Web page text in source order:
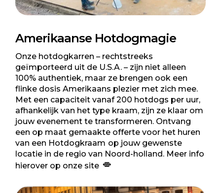
Amerikaanse Hotdogmagie
Onze hotdogkarren – rechtstreeks
geïmporteerd uit de U.S.A. – zijn niet alleen
100% authentiek, maar ze brengen ook een
flinke dosis Amerikaans plezier met zich mee.
Met een capaciteit vanaf 200 hotdogs per uur,
afhankelijk van het type kraam, zijn ze klaar om
jouw evenement te transformeren. Ontvang
een op maat gemaakte offerte voor het huren
van een Hotdogkraam op jouw gewenste
locatie in de regio van Noord-holland. Meer info
hierover op onze site